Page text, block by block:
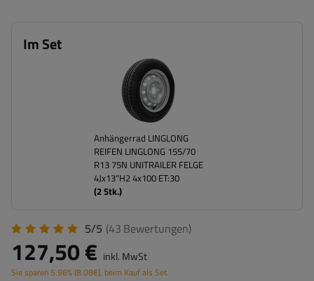
Im Set
Anhängerrad LINGLONG
REIFEN LINGLONG 155/70
R13 75N UNITRAILER FELGE
4Jx13"H2 4x100 ET:30
(2Stk.)
5/5 (43 Bewertungen)
127,50 € inkl. MwSt
Sie sparen 5.96%(8.08€), beim Kauf als Set.